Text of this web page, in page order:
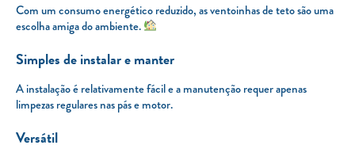
Com um consumo energético reduzido, as ventoinhas de teto são uma
escolha amiga do ambiente.
Simples de instalar e manter
A instalação é relativamente fácil e a manutenção requer apenas
limpezas regulares nas pás e motor.
Versátil